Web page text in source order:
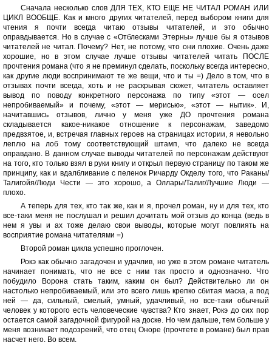
Сначала несколько слов ДЛЯ ТЕХ, КТО ЕЩЕ НЕ ЧИТАЛ РОМАН ИЛИ
ЦИКЛ ВООБЩЕ. Как и много других читателей, перед выбором книги для
чтения я почти всегда читаю отзывы читателей, и это обычно
оправдывается. Но в случае с «Отблесками Этерны» лучше бы я отзывов
читателей не читал. Почему? Нет, не потому, что они плохие. Очень даже
хорошие, но в этом случае лучше отзывы читателей читать ПОСЛЕ
прочтения романа (что я не преминул сделать, поскольку всегда интересно,
как другие люди воспринимают те же вещи, что и ты =) Дело в том, что в
отзывах почти всегда, хоть и не раскрывая сюжет, читатель оставляет
вывод по поводу конкретного персонажа по типу «этот — осел
непробиваемый» и почему, «этот — мерисью», «этот — нытик». И,
начитавшись отзывов, лично у меня уже ДО прочтения романа
складывается какое-никакое отношение к персонажам, заведомо
предвзятое, и, встречая главных героев на страницах истории, я невольно
леплю на лоб тому соответствующий штамп, что далеко не всегда
оправдано. В данном случае выводы читателей по персонажам действуют
на того, кто только взял в руки книгу и открыл первую страницу по таком же
принципу, как и вдалбливание с пеленок Ричарду Окделу того, что Раканы/
Талигойя/Люди Чести — это хорошо, а Оллары/Талиг/Лучшие Люди —
плохо.
А теперь для тех, кто так же, как и я, прочел роман, ну и для тех, кто
все-таки меня не послушал и решил дочитать мой отзыв до конца (ведь в
нем я увы и ах тоже делаю свои выводы, которые могут повлиять на
восприятие романа читателями =)
Второй роман цикла успешно проглочен.
Рокэ как обычно загадочен и удачлив, но уже в этом романе читатель
начинает понимать, что не все с ним так просто и однозначно. Что
побудило Ворона стать таким, каким он был? Действительно ли он
настолько непробиваемый, или это всего лишь крепко сбитая маска, а под
ней — да, сильный, смелый, умный, удачливый, но все-таки обычный
человек у которого есть человеческие чувства? Кто знает, Рокэ до сих пор
остается самой загадочной фигурой на доске. Но чем дальше, тем больше у
меня возникает подозрений, что отец Оноре (прочтете в романе) был прав
насчет него. Во всем.